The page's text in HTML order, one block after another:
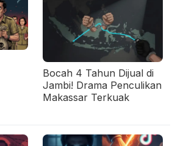
Bocah 4 Tahun Dijual di
Jambi! Drama Penculikan
Makassar Terkuak